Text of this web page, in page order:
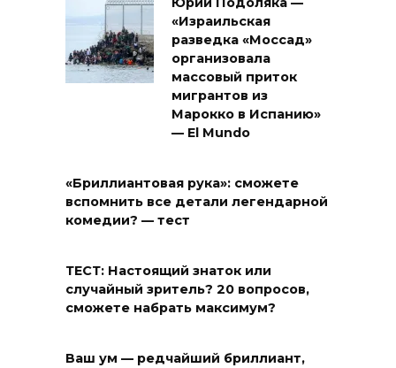
Юрий Подоляка —
«Израильская
разведка «Моссад»
организовала
массовый приток
мигрантов из
Марокко в Испанию»
— El Mundo
«Бриллиантовая рука»: сможете
вспомнить все детали легендарной
комедии? — тест
ТЕСТ: Настоящий знаток или
случайный зритель? 20 вопросов,
сможете набрать максимум?
Ваш ум — редчайший бриллиант,